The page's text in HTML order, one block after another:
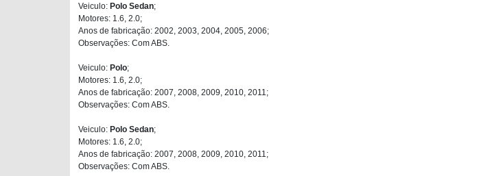
Veiculo: Polo Sedan;
Motores: 1.6, 2.0;
Anos de fabricação: 2002, 2003, 2004, 2005, 2006;
Observações: Com ABS.
Veiculo: Polo;
Motores: 1.6, 2.0;
Anos de fabricação: 2007, 2008, 2009, 2010, 2011;
Observações: Com ABS.
Veiculo: Polo Sedan;
Motores: 1.6, 2.0;
Anos de fabricação: 2007, 2008, 2009, 2010, 2011;
Observações: Com ABS.